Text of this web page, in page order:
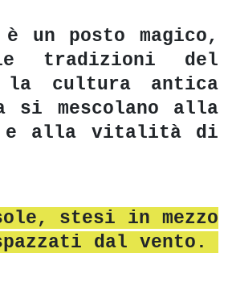
un posto magico,
tradizioni del
la cultura antica
si mescolano alla
e alla vitalità di
stesi in mezzo
dal vento.